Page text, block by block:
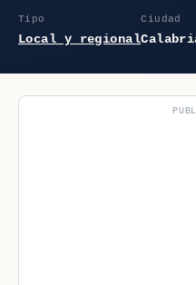
Tipo
Local y regional
Ciudad